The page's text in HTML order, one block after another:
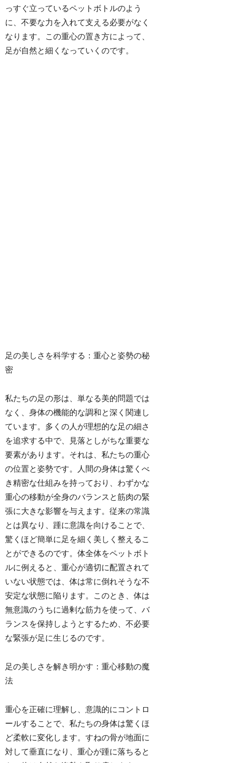
っすぐ立っているペットボトルのよう
に、不要な力を入れて支える必要がなく
なります。この重心の置き方によって、
足が自然と細くなっていくのです。
足の美しさを科学する：重心と姿勢の秘
密
私たちの足の形は、単なる美的問題では
なく、身体の機能的な調和と深く関連し
ています。多くの人が理想的な足の細さ
を追求する中で、見落としがちな重要な
要素があります。それは、私たちの重心
の位置と姿勢です。人間の身体は驚くべ
き精密な仕組みを持っており、わずかな
重心の移動が全身のバランスと筋肉の緊
張に大きな影響を与えます。従来の常識
とは異なり、踵に意識を向けることで、
驚くほど簡単に足を細く美しく整えるこ
とができるのです。体全体をペットボト
ルに例えると、重心が適切に配置されて
いない状態では、体は常に倒れそうな不
安定な状態に陥ります。このとき、体は
無意識のうちに過剰な筋力を使って、バ
ランスを保持しようとするため、不必要
な緊張が足に生じるのです。
足の美しさを解き明かす：重心移動の魔
法
重心を正確に理解し、意識的にコントロ
ールすることで、私たちの身体は驚くほ
ど柔軟に変化します。すねの骨が地面に
対して垂直になり、重心が踵に落ちると